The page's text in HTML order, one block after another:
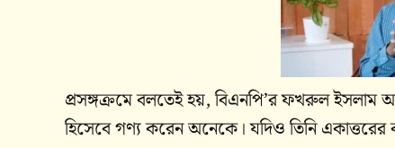
প্রসঙ্গক্রমে বলতেই হয়, বিএনপি’র ফখরুল ইসলাম
হিসেবে গণ্য করেন অনেকে। যদিও তিনি একাত্তরের